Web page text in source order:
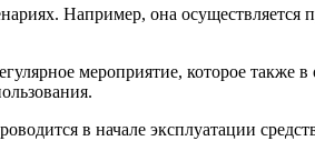
Например, она осуществляется
мероприятие, которое также
в начале эксплуатации